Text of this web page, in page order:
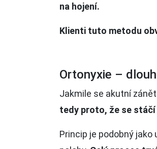
na hojení.
Klienti tuto metodu
Ortonyxie –
Jakmile se akutní
tedy proto, že se
Princip je podobný